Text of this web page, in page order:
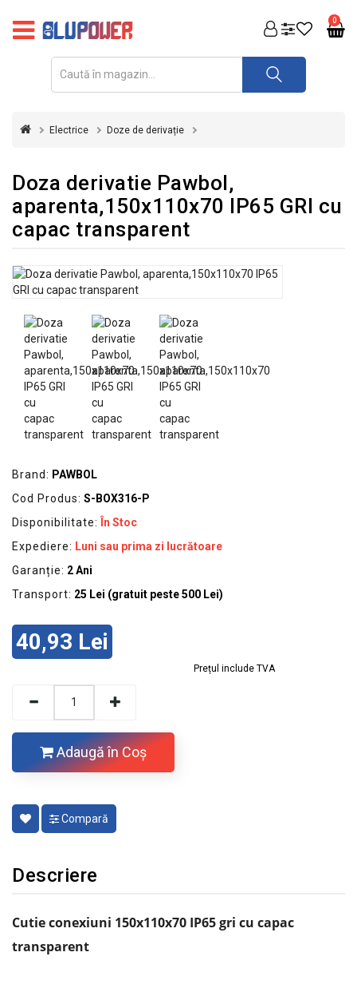
0
FOTOVOLTAICE
REDRESOARE
INVERTOARE
UPS
STABILIZATOARE
DE
TENSIUNE
CASA
GRADINA
SCULE
ECHIPAMENTE
DE
PROTECȚIE
KITURI
FOTOVOLTAICE
Electrice Doze de derivație
Doza derivatie Pawbol,
aparenta,150x110x70 IP65 GRI cu
capac transparent
Brand: PAWBOL
Cod Produs: S-BOX316-P
Disponibilitate:
În Stoc
Expediere: Luni sau prima zi lucrătoare
Garanție: 2 Ani
Transport: 25 Lei (gratuit peste 500 Lei)
40,93 Lei
Prețul include TVA
Adaugă în Coş
Compară
Descriere
Cutie conexiuni 150x110x70 IP65 gri cu capac
transparent